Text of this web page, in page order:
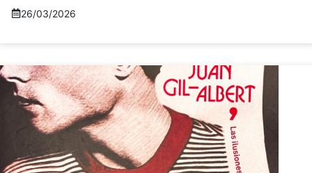
26/03/2026